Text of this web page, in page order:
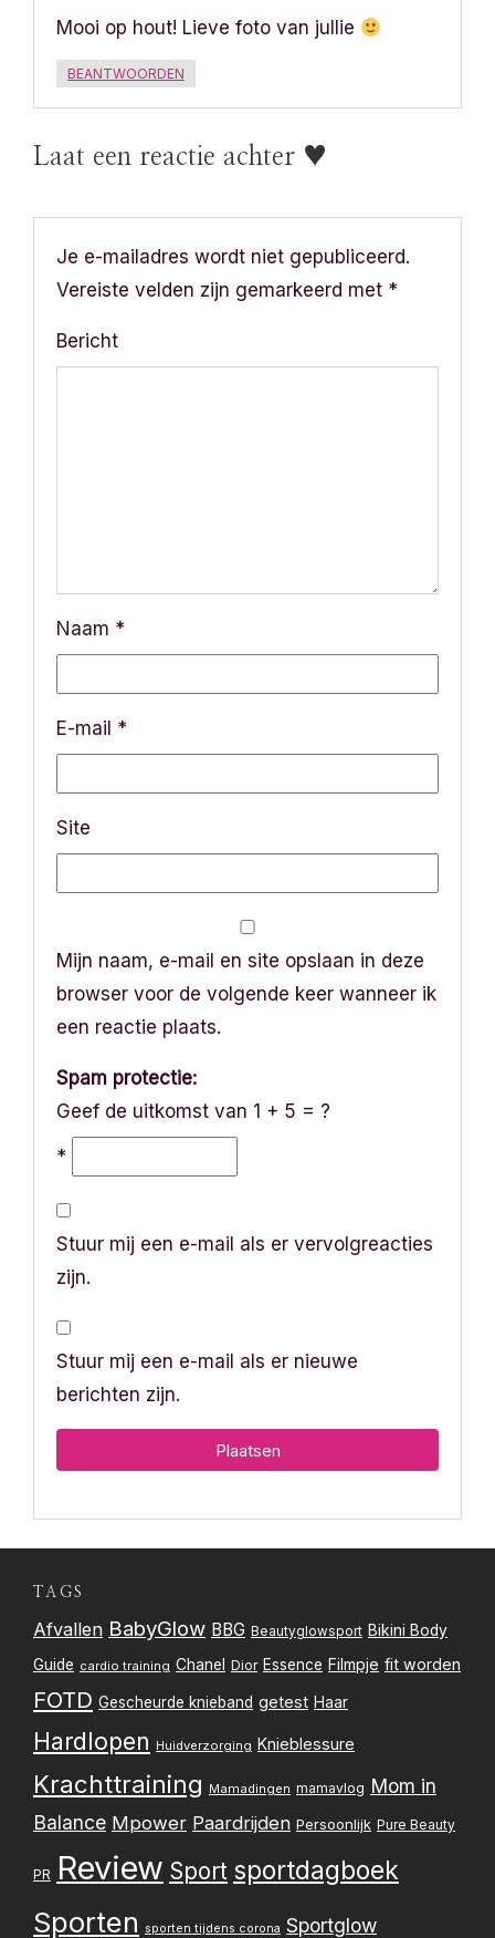
Mooi op hout! Lieve foto van jullie
BEANTWOORDEN
Laat een reactie achter ♥
Je e-mailadres wordt niet gepubliceerd.
Vereiste velden zijn gemarkeerd met *
Bericht
Naam *
E-mail *
Site
Mijn naam, e-mail en site opslaan in deze
browser voor de volgende keer wanneer ik
een reactie plaats.
Spam protectie:
Geef de uitkomst van 1 + 5 = ?
*
Stuur mij een e-mail als er vervolgreacties
zijn.
Stuur mij een e-mail als er nieuwe
berichten zijn.
TAGS
Afvallen BabyGlow BBG Beautyglowsport Bikini Body
Guide cardio training Chanel Dior Essence Filmpje fit worden
FOTD Gescheurde knieband getest Haar
Hardlopen Huidverzorging Knieblessure
Krachttraining Mamadingen mamavlog Mom in
Balance Mpower Paardrijden Persoonlijk Pure Beauty
PR Review Sport sportdagboek
Sporten sporten tijdens corona Sportglow